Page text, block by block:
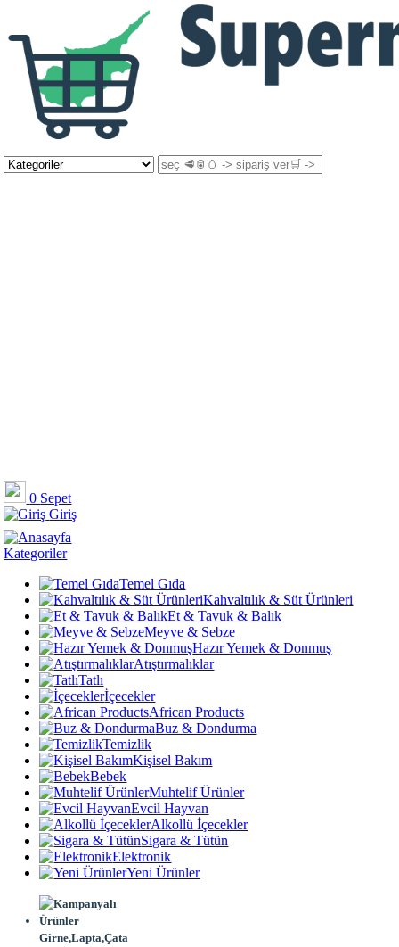
0 Sepet
Giriş
Kategoriler
Temel Gıda
Kahvaltılık & Süt Ürünleri
Et & Tavuk & Balık
Meyve & Sebze
Hazır Yemek & Donmuş
Atıştırmalıklar
Tatlı
İçecekler
African Products
Buz & Dondurma
Temizlik
Kişisel Bakım
Bebek
Muhtelif Ürünler
Evcil Hayvan
Alkollü İçecekler
Sigara & Tütün
Elektronik
Yeni Ürünler
Girne,Lapta,Çata